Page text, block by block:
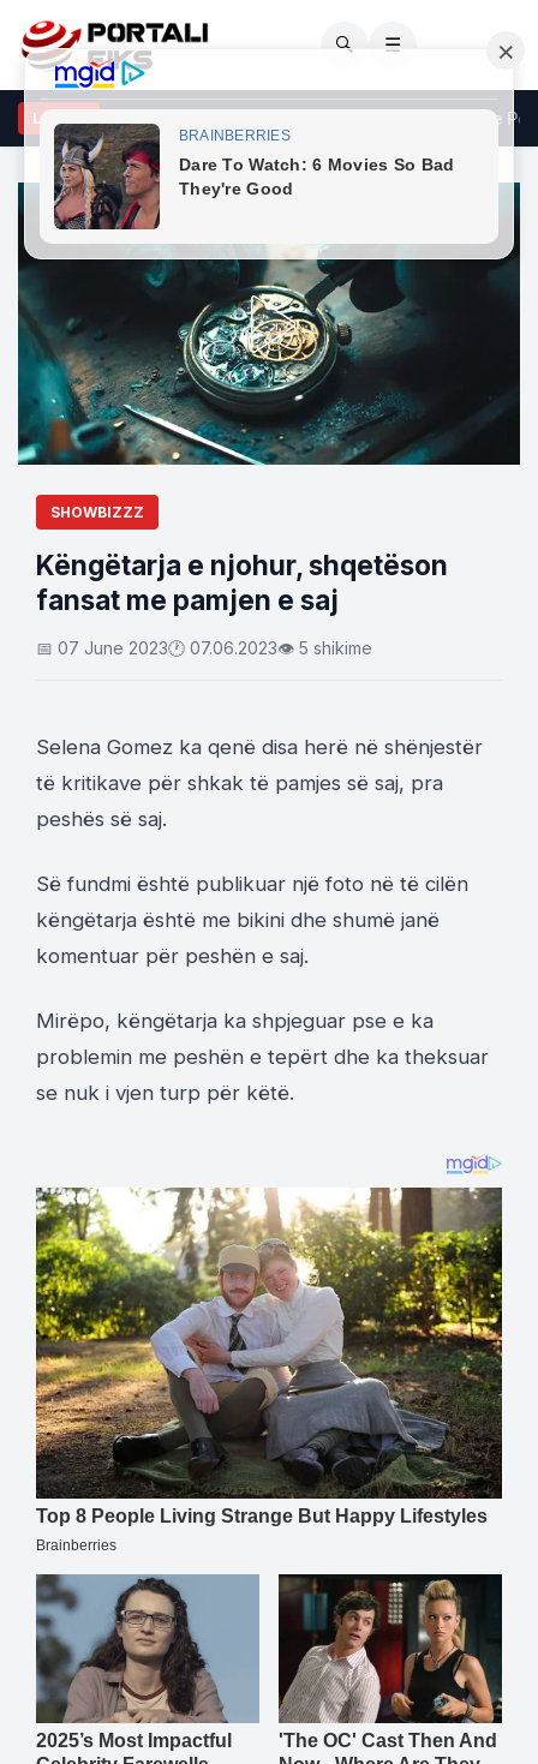
🔍 ☰
LAJME
alarmon për kërcënimet nga Serbia Vendosja e
SHOWBIZZZ
Këngëtarja e njohur, shqetëson
fansat me pamjen e saj
📅 07 June 2023🕐 07.06.2023👁 5 shikime
Selena Gomez ka qenë disa herë në shënjestër
të kritikave për shkak të pamjes së saj, pra
peshës së saj.
Së fundmi është publikuar një foto në të cilën
këngëtarja është me bikini dhe shumë janë
komentuar për peshën e saj.
Mirëpo, këngëtarja ka shpjeguar pse e ka
problemin me peshën e tepërt dhe ka theksuar
se nuk i vjen turp për këtë.